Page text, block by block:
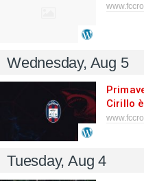
Wednesday, Aug 5
Cirillo
Tuesday, Aug 4